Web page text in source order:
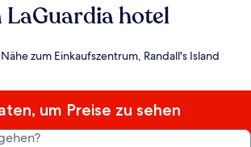
hotel
zum Einkaufszentrum, Randall's Island
um Preise zu sehen